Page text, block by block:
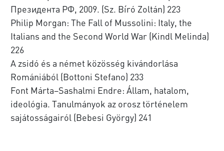
Президента РФ, 2009. (Sz. Bíró Zoltán) 223
Philip Morgan: The Fall of Mussolini: Italy, the
Italians and the Second World War (Kindl Melinda)
226
A zsidó és a német közösség kivándorlása
Romániából (Bottoni Stefano) 233
Font Márta–Sashalmi Endre: Állam, hatalom,
ideológia. Tanulmányok az orosz történelem
sajátosságairól (Bebesi György) 241